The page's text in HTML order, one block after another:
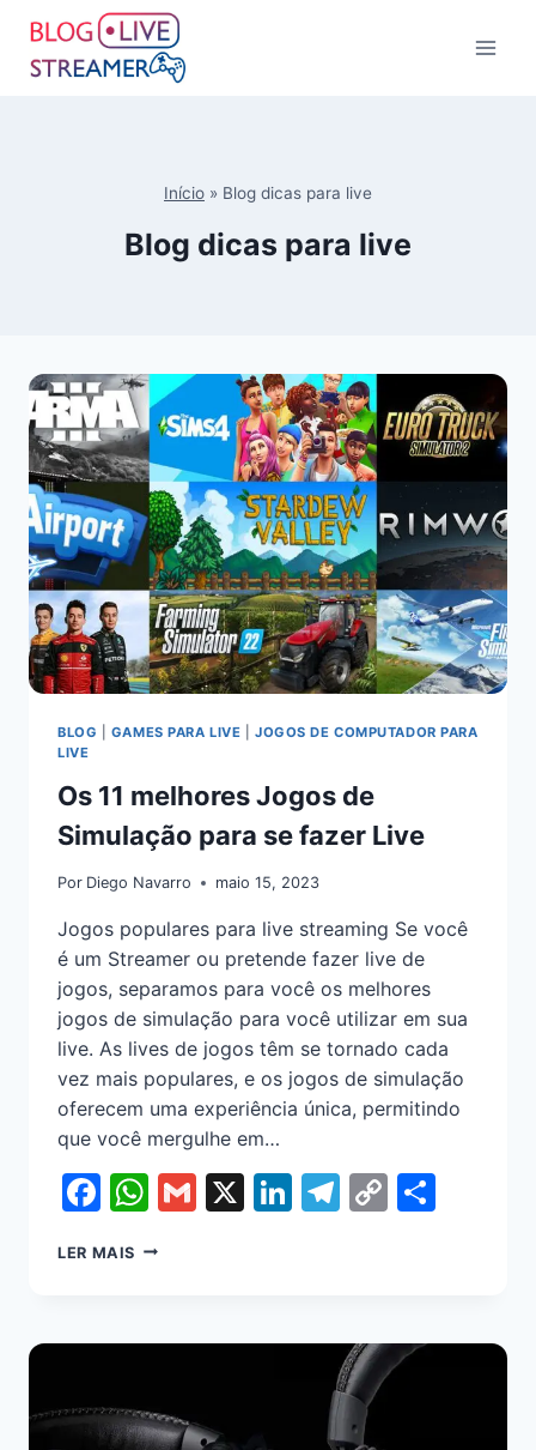
Início » Blog dicas para live
Blog dicas para live
BLOG GAMES PARA LIVE |JOGOS DE COMPUTADOR PARA
LIVE
Os 11 melhores Jogos de
Simulação para se fazer Live
Por Diego Navarro maio 15, 2023
Jogos populares para live streaming Se você
é um Streamer ou pretende fazer live de
jogos, separamos para você os melhores
jogos de simulação para você utilizar em sua
live. As lives de jogos têm se tornado cada
vez mais populares, e os jogos de simulação
oferecem uma experiência única, permitindo
que você mergulhe em…
Facebook
WhatsApp
Gmail
X LinkedIn
Telegram
Copy
LER MAIS